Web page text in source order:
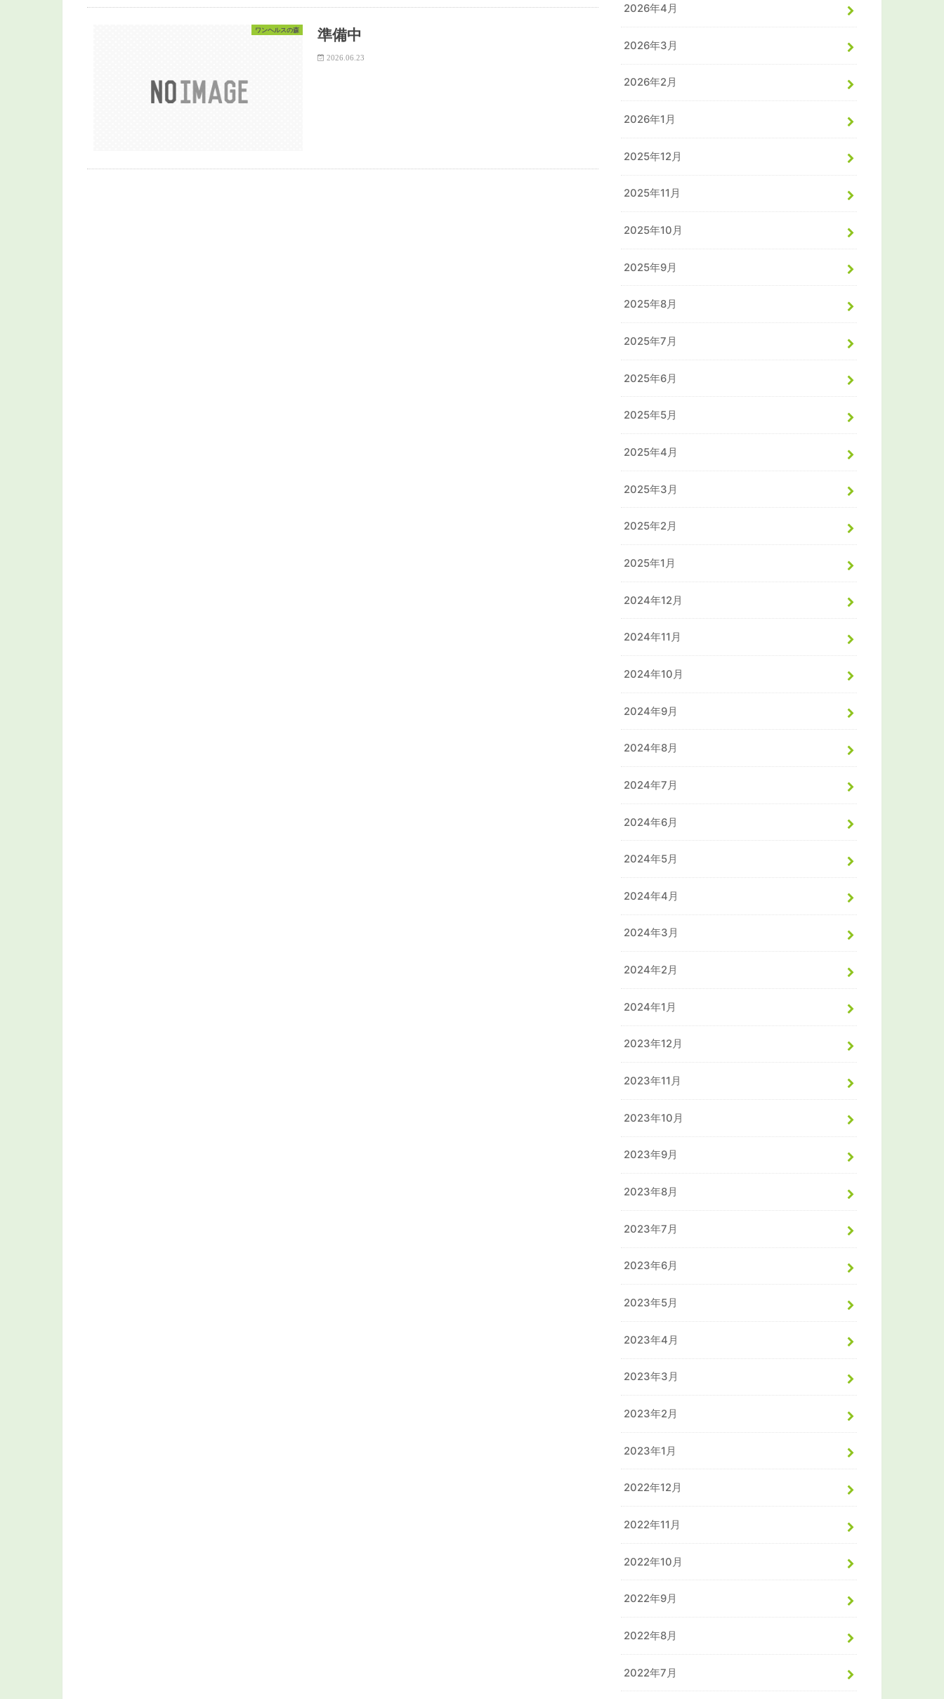
ワンヘルスの森 準備中
2026.06.23
2026年4月
2026年3月
2026年2月
2026年1月
2025年12月
2025年11月
2025年10月
2025年9月
2025年8月
2025年7月
2025年6月
2025年5月
2025年4月
2025年3月
2025年2月
2025年1月
2024年12月
2024年11月
2024年10月
2024年9月
2024年8月
2024年7月
2024年6月
2024年5月
2024年4月
2024年3月
2024年2月
2024年1月
2023年12月
2023年11月
2023年10月
2023年9月
2023年8月
2023年7月
2023年6月
2023年5月
2023年4月
2023年3月
2023年2月
2023年1月
2022年12月
2022年11月
2022年10月
2022年9月
2022年8月
2022年7月